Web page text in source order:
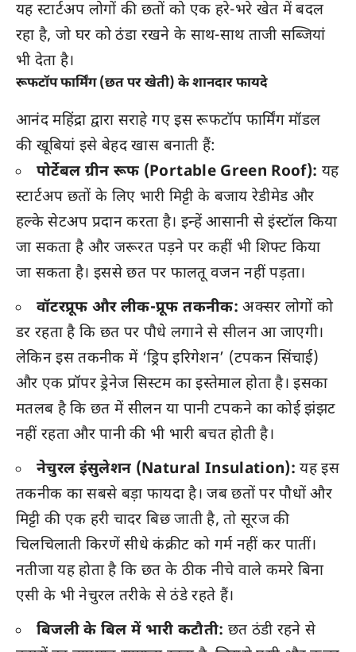
यह स्टार्टअप लोगों की छतों को एक हरे-भरे खेत में बदल
रहा है, जो घर को ठंडा रखने के साथ-साथ ताजी सब्जियां
भी देता है।
रूफटॉप फार्मिंग (छत पर खेती) के शानदार फायदे
आनंद महिंद्रा द्वारा सराहे गए इस रूफटॉप फार्मिंग मॉडल
की खूबियां इसे बेहद खास बनाती हैं:
पोर्टेबल ग्रीन रूफ (Portable Green Roof): यह
स्टार्टअप छतों के लिए भारी मिट्टी के बजाय रेडीमेड और
हल्के सेटअप प्रदान करता है। इन्हें आसानी से इंस्टॉल किया
जा सकता है और जरूरत पड़ने पर कहीं भी शिफ्ट किया
जा सकता है। इससे छत पर फालतू वजन नहीं पड़ता।
वॉटरप्रूफ और लीक-प्रूफ तकनीक: अक्सर लोगों को
डर रहता है कि छत पर पौधे लगाने से सीलन आ जाएगी।
लेकिन इस तकनीक में ‘ड्रिप इरिगेशन’ (टपकन सिंचाई)
और एक प्रॉपर ड्रेनेज सिस्टम का इस्तेमाल होता है। इसका
मतलब है कि छत में सीलन या पानी टपकने का कोई झंझट
नहीं रहता और पानी की भी भारी बचत होती है।
नेचुरल इंसुलेशन (Natural Insulation): यह इस
तकनीक का सबसे बड़ा फायदा है। जब छतों पर पौधों और
मिट्टी की एक हरी चादर बिछ जाती है, तो सूरज की
चिलचिलाती किरणें सीधे कंक्रीट को गर्म नहीं कर पातीं।
नतीजा यह होता है कि छत के ठीक नीचे वाले कमरे बिना
एसी के भी नेचुरल तरीके से ठंडे रहते हैं।
बिजली के बिल में भारी कटौती: छत ठंडी रहने से